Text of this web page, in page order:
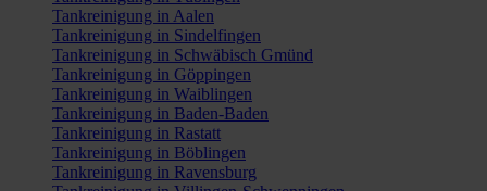
Tankreinigung in Aalen
Tankreinigung in Sindelfingen
Tankreinigung in Schwäbisch Gmünd
Tankreinigung in Göppingen
Tankreinigung in Waiblingen
Tankreinigung in Baden-Baden
Tankreinigung in Rastatt
Tankreinigung in Böblingen
Tankreinigung in Ravensburg